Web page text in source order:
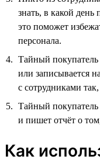
знать, в какой
это поможет
персонала.
Тайный покупатель
или записывается
с сотрудниками
Тайный покупатель
и пишет отчёт о
Как